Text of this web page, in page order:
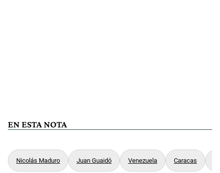
EN ESTA NOTA
Nicolás Maduro Juan Guaidó Venezuela Caracas